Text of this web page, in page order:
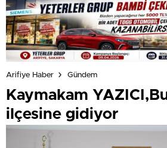
Arifiye Haber Gündem
Kaymakam
ilçesine gidiyor